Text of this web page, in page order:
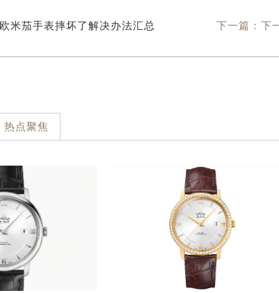
欧米茄手表摔坏了解决办法汇总 下一篇：下
热点聚焦